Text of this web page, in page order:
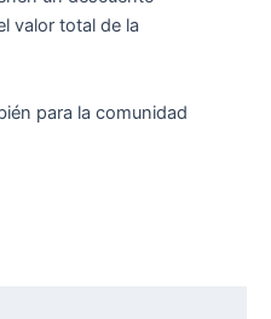
valor total de la
para la comunidad